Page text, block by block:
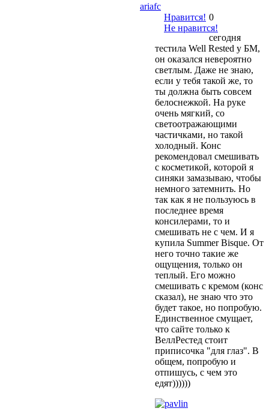
ariafc
Нравится!
Не нравится!
0
сегодня
тестила Well Rested у БМ,
он оказался невероятно
светлым. Даже не знаю,
если у тебя такой же, то
ты должна быть совсем
белоснежкой. На руке
очень мягкий, со
светоотражающими
частичками, но такой
холодный. Конс
рекомендовал смешивать
с косметикой, которой я
синяки замазываю, чтобы
немного затемнить. Но
так как я не пользуюсь в
последнее время
консилерами, то и
смешивать не с чем. И я
купила Summer Bisque. От
него точно такие же
ощущения, только он
теплый. Его можно
смешивать с кремом (конс
сказал), не знаю что это
будет такое, но попробую.
Единственное смущает,
что сайте только к
ВеллРестед стоит
приписочка "для глаз". В
общем, попробую и
отпишусь, с чем это
едят))))))